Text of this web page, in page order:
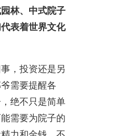
林、中式院子
表着世界文化
，投资还是另
需要提醒各
绝不只是简单
需要为院子的